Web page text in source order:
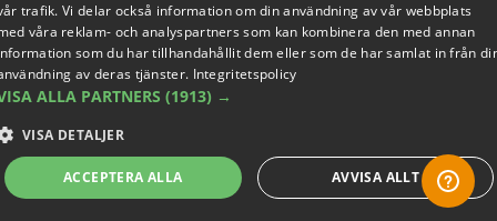
trafik. Vi delar också information om din användning av vår webbplats
våra reklam- och analyspartners som kan kombinera den med annan
som du har tillhandahållit dem eller som de har samlat in från
av deras tjänster. Integritetspolicy
ALLA PARTNERS (1913) →
VISA DETALJER
ACCEPTERA ALLA AVVISA ALLT